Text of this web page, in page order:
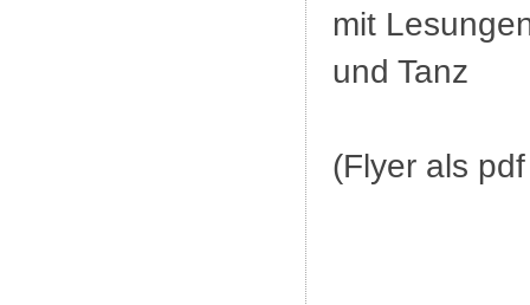
mit
und Tanz
(Flyer als